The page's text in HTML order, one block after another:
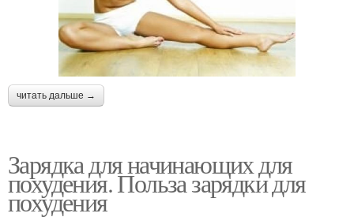
читать дальше →
Зарядка для начинающих для
похудения. Польза зарядки для
похудения